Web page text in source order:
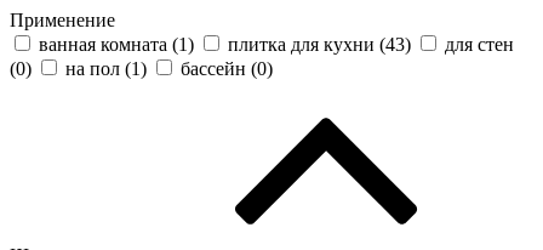
Применение
ванная комната (1) плитка для кухни (43)
для стен
(0) на пол (1) бассейн (0)